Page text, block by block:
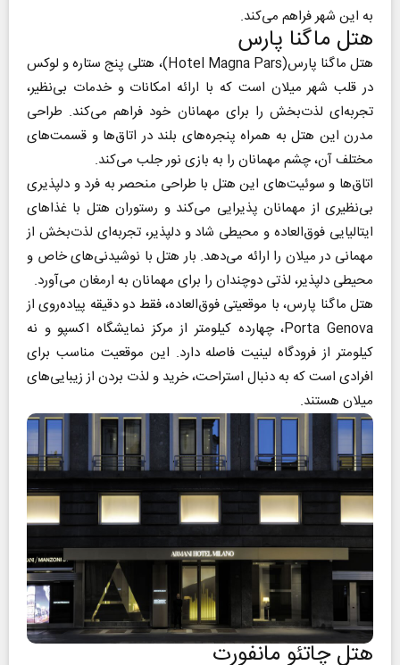
به این شهر فراهم می‌کند.
هتل ماگنا پارس
هتل ماگنا پارس(Hotel Magna Pars)، هتلی پنج ستاره و لوکس
در قلب شهر میلان است که با ارائه امکانات و خدمات بی‌نظیر،
تجربه‌ای لذت‌بخش را برای مهمانان خود فراهم می‌کند. طراحی
مدرن این هتل به همراه پنجره‌های بلند در اتاق‌ها و قسمت‌های
مختلف آن، چشم مهمانان را به بازی نور جلب می‌کند.
اتاق‌ها و سوئیت‌های این هتل با طراحی منحصر به فرد و دلپذیری
بی‌نظیری از مهمانان پذیرایی می‌کند و رستوران هتل با غذا‌های
ایتالیایی فوق‌العاده و محیطی شاد و دلپذیر، تجربه‌ای لذت‌بخش از
مهمانی در میلان را ارائه می‌دهد. بار هتل با نوشیدنی‌های خاص و
محیطی دلپذیر، لذتی دوچندان را برای مهمانان به ارمغان می‌آورد.
هتل ماگنا پارس، با موقعیتی فوق‌العاده، فقط دو دقیقه پیاده‌روی از
Porta Genova، چهارده کیلومتر از مرکز نمایشگاه اکسپو و نه
کیلومتر از فرودگاه لینیت فاصله دارد. این موقعیت مناسب برای
افرادی است که به دنبال استراحت، خرید و لذت بردن از زیبایی‌های
میلان هستند.
هتل چاتئو مانفورت